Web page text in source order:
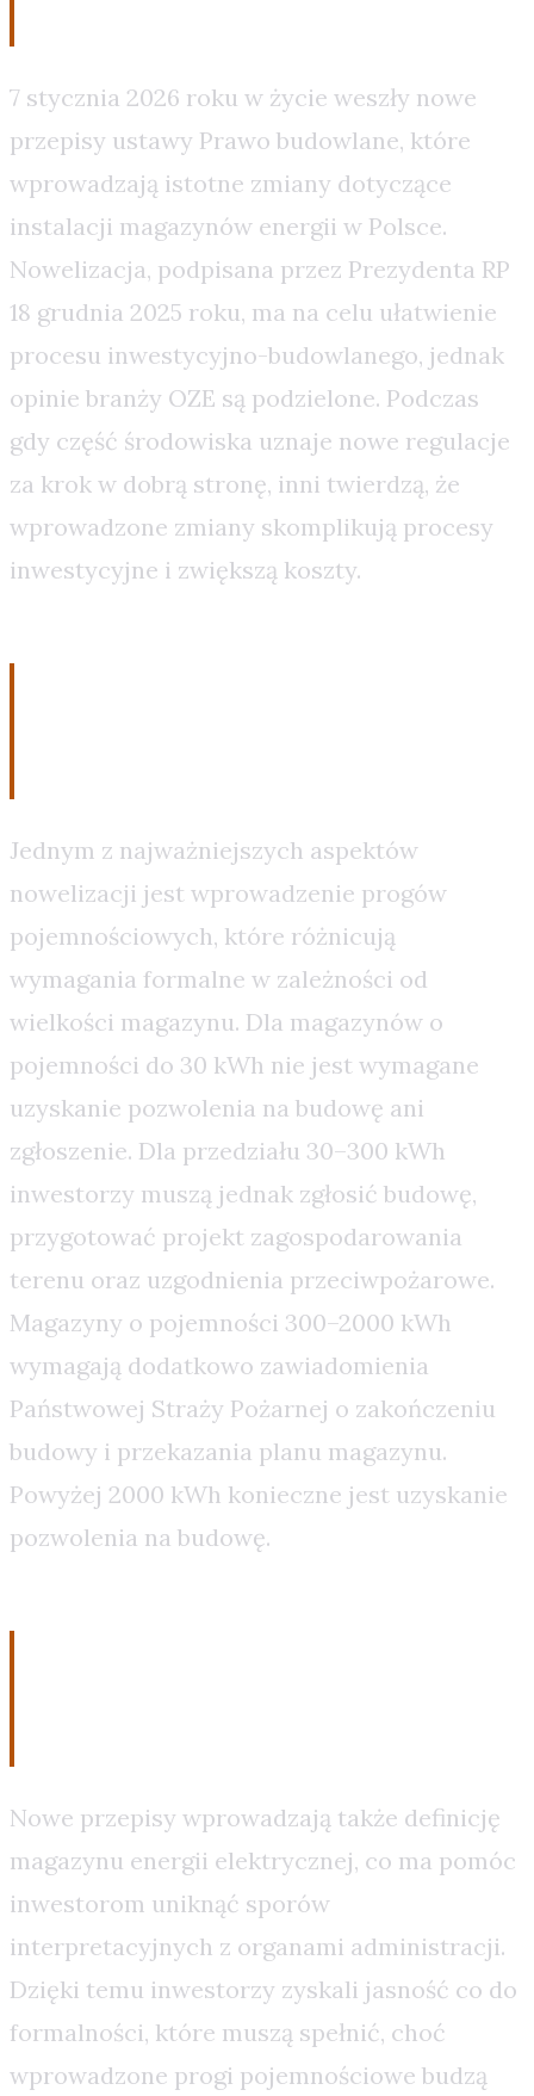
7 stycznia 2026 roku w życie weszły nowe
przepisy ustawy Prawo budowlane, które
wprowadzają istotne zmiany dotyczące
instalacji magazynów energii w Polsce.
Nowelizacja, podpisana przez Prezydenta RP
18 grudnia 2025 roku, ma na celu ułatwienie
procesu inwestycyjno-budowlanego, jednak
opinie branży OZE są podzielone. Podczas
gdy część środowiska uznaje nowe regulacje
za krok w dobrą stronę, inni twierdzą, że
wprowadzone zmiany skomplikują procesy
inwestycyjne i zwiększą koszty.
Jednym z najważniejszych aspektów
nowelizacji jest wprowadzenie progów
pojemnościowych, które różnicują
wymagania formalne w zależności od
wielkości magazynu. Dla magazynów o
pojemności do 30 kWh nie jest wymagane
uzyskanie pozwolenia na budowę ani
zgłoszenie. Dla przedziału 30–300 kWh
inwestorzy muszą jednak zgłosić budowę,
przygotować projekt zagospodarowania
terenu oraz uzgodnienia przeciwpożarowe.
Magazyny o pojemności 300–2000 kWh
wymagają dodatkowo zawiadomienia
Państwowej Straży Pożarnej o zakończeniu
budowy i przekazania planu magazynu.
Powyżej 2000 kWh konieczne jest uzyskanie
pozwolenia na budowę.
Nowe przepisy wprowadzają także definicję
magazynu energii elektrycznej, co ma pomóc
inwestorom uniknąć sporów
interpretacyjnych z organami administracji.
Dzięki temu inwestorzy zyskali jasność co do
formalności, które muszą spełnić, choć
wprowadzone progi pojemnościowe budzą